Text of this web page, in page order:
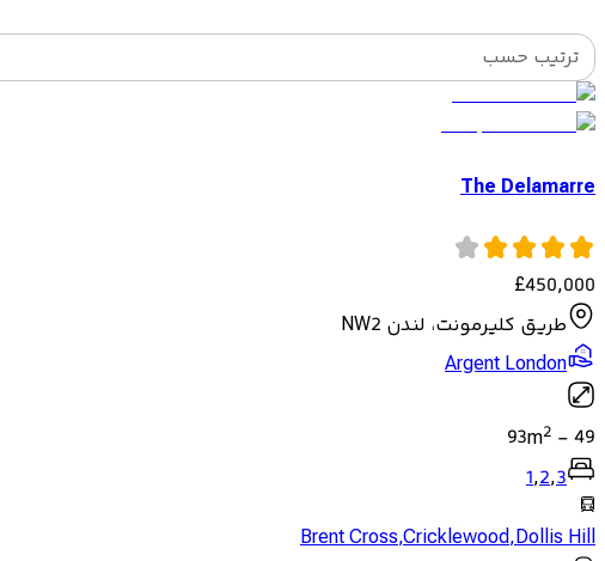
ترتيب حسب
The Delamarre
£450,000
طريق كليرمونت، لندن NW2
Argent London
49
-
93m2
1,2,3
Brent Cross,Cricklewood,Dollis Hill